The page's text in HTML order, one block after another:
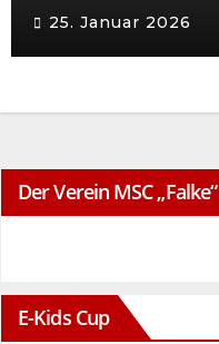
25. Januar 2026
Der Verein MSC „Falke“
E-Kids Cup